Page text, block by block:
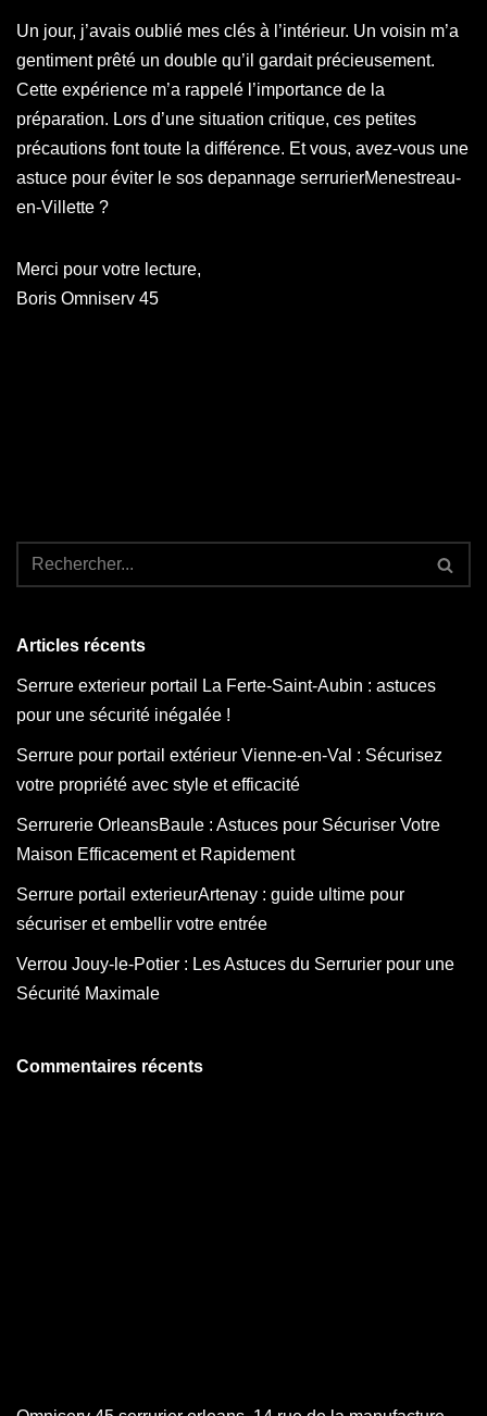
Un jour, j’avais oublié mes clés à l’intérieur. Un voisin m’a
gentiment prêté un double qu’il gardait précieusement.
Cette expérience m’a rappelé l’importance de la
préparation. Lors d’une situation critique, ces petites
précautions font toute la différence. Et vous, avez-vous une
astuce pour éviter le sos depannage serrurierMenestreau-
en-Villette ?
Merci pour votre lecture,
Boris Omniserv 45
Articles récents
Serrure exterieur portail La Ferte-Saint-Aubin : astuces
pour une sécurité inégalée !
Serrure pour portail extérieur Vienne-en-Val : Sécurisez
votre propriété avec style et efficacité
Serrurerie OrleansBaule : Astuces pour Sécuriser Votre
Maison Efficacement et Rapidement
Serrure portail exterieurArtenay : guide ultime pour
sécuriser et embellir votre entrée
Verrou Jouy-le-Potier : Les Astuces du Serrurier pour une
Sécurité Maximale
Commentaires récents